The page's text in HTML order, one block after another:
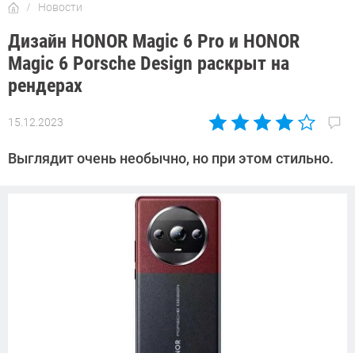
Новости
Дизайн HONOR Magic 6 Pro и HONOR
Magic 6 Porsche Design раскрыт на
рендерах
15.12.2023
Автор:
Довлатова
Выглядит очень необычно, но при этом стильно.